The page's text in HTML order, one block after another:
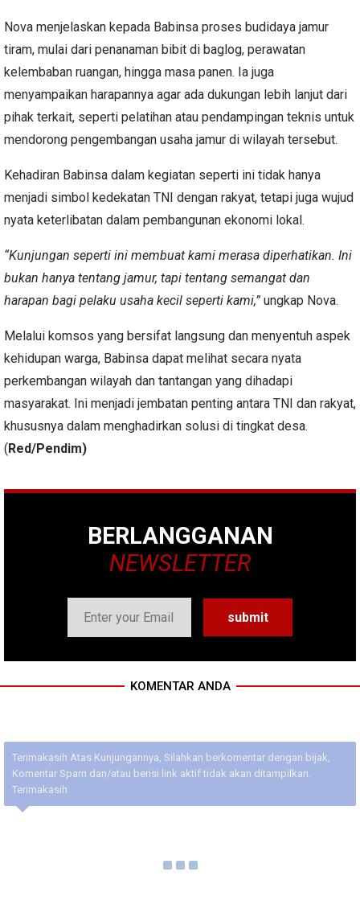
Nova menjelaskan kepada Babinsa proses budidaya jamur
tiram, mulai dari penanaman bibit di baglog, perawatan
kelembaban ruangan, hingga masa panen. Ia juga
menyampaikan harapannya agar ada dukungan lebih lanjut dari
pihak terkait, seperti pelatihan atau pendampingan teknis untuk
mendorong pengembangan usaha jamur di wilayah tersebut.
Kehadiran Babinsa dalam kegiatan seperti ini tidak hanya
menjadi simbol kedekatan TNI dengan rakyat, tetapi juga wujud
nyata keterlibatan dalam pembangunan ekonomi lokal.
“Kunjungan seperti ini membuat kami merasa diperhatikan. Ini
bukan hanya tentang jamur, tapi tentang semangat dan
harapan bagi pelaku usaha kecil seperti kami,” ungkap Nova.
Melalui komsos yang bersifat langsung dan menyentuh aspek
kehidupan warga, Babinsa dapat melihat secara nyata
perkembangan wilayah dan tantangan yang dihadapi
masyarakat. Ini menjadi jembatan penting antara TNI dan rakyat,
khususnya dalam menghadirkan solusi di tingkat desa.
(Red/Pendim)
BERLANGGANAN
NEWSLETTER
KOMENTAR ANDA
Terimakasih Atas Kunjungannya, Silahkan berkomentar dengan bijak,
Komentar Spam dan/atau berisi link aktif tidak akan ditampilkan.
Terimakasih.